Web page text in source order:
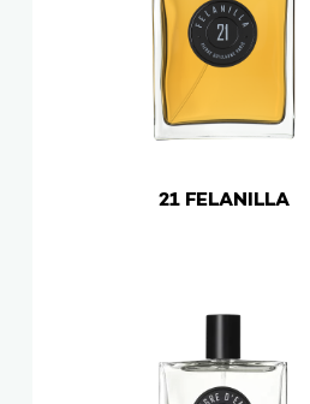
21 FELANILLA